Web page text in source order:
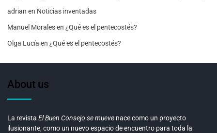
adrian en Noticias inventadas
Manuel Moralesen ¿Qué es el pentecostés?
Olga Lucía en ¿Qué es el pentecostés?
About us
La revista El Buen Consejo se mueve nace como un proyecto
ilusionante, como un nuevo espacio de encuentro para toda la